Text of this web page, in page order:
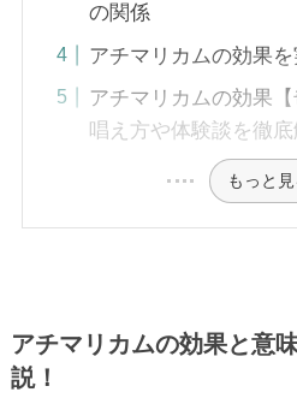
の関係
アチマリカムの効果
アチマリカムの効果
唱え方や体験談を徹
もっと見
アチマリカムの効果と意
説！